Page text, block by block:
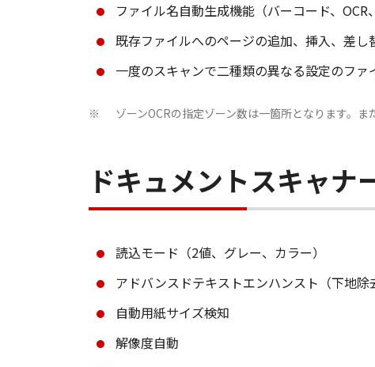
ファイル名自動生成機能（バーコード、
既存ファイルへのページの追加、挿入、差
一度のスキャンで二種類の異なる設定のフ
※ ゾーンOCRの指定ゾーン数は一箇所となります。ま
ドキュメントスキャナ
読込モード（2値、グレー、カラー）
アドバンスドテキストエンハンスト（下地除
自動用紙サイズ検知
解像度自動